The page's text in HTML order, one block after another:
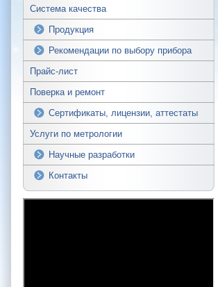
Система качества
Продукция
Рекомендации по выбору прибора
Прайс-лист
Поверка и ремонт
Сертификаты, лицензии, аттестаты
Услуги по метрологии
Научные разработки
Контакты